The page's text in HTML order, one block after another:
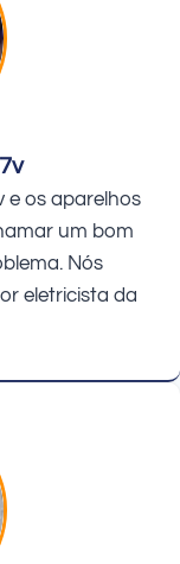
e os aparelhos
um bom
Nós
eletricista da